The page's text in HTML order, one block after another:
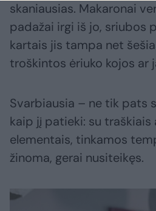
skaniausias. Makaronai
padažai irgi iš jo, sriubos
kartais jis tampa net
troškintos ėriuko kojos ar
Svarbiausia – ne tik pats
kaip jį patieki: su traškiais
elementais, tinkamos
žinoma, gerai nusiteikęs.